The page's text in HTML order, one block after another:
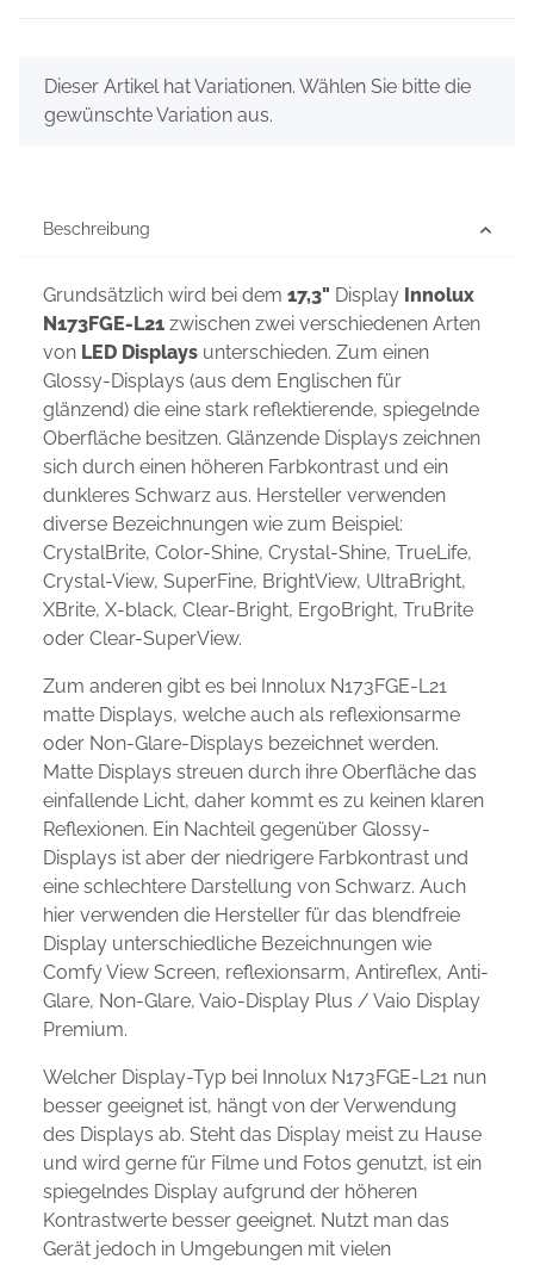
x
Dieser Artikel hat Variationen. Wählen Sie bitte die
gewünschte Variation aus.
Beschreibung
Grundsätzlich wird bei dem 17,3" Display Innolux
N173FGE-L21 zwischen zwei verschiedenen Arten
von LED Displays unterschieden. Zum einen
Glossy-Displays (aus dem Englischen für
glänzend) die eine stark reflektierende, spiegelnde
Oberfläche besitzen. Glänzende Displays zeichnen
sich durch einen höheren Farbkontrast und ein
dunkleres Schwarz aus. Hersteller verwenden
diverse Bezeichnungen wie zum Beispiel:
CrystalBrite, Color-Shine, Crystal-Shine, TrueLife,
Crystal-View, SuperFine, BrightView, UltraBright,
XBrite, X-black, Clear-Bright, ErgoBright, TruBrite
oder Clear-SuperView.
Zum anderen gibt es bei Innolux N173FGE-L21
matte Displays, welche auch als reflexionsarme
oder Non-Glare-Displays bezeichnet werden.
Matte Displays streuen durch ihre Oberfläche das
einfallende Licht, daher kommt es zu keinen klaren
Reflexionen. Ein Nachteil gegenüber Glossy-
Displays ist aber der niedrigere Farbkontrast und
eine schlechtere Darstellung von Schwarz. Auch
hier verwenden die Hersteller für das blendfreie
Display unterschiedliche Bezeichnungen wie
Comfy View Screen, reflexionsarm, Antireflex, Anti-
Glare, Non-Glare, Vaio-Display Plus / Vaio Display
Premium.
Welcher Display-Typ bei Innolux N173FGE-L21 nun
besser geeignet ist, hängt von der Verwendung
des Displays ab. Steht das Display meist zu Hause
und wird gerne für Filme und Fotos genutzt, ist ein
spiegelndes Display aufgrund der höheren
Kontrastwerte besser geeignet. Nutzt man das
Gerät jedoch in Umgebungen mit vielen